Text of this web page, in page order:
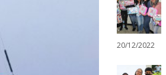
20/12/2022